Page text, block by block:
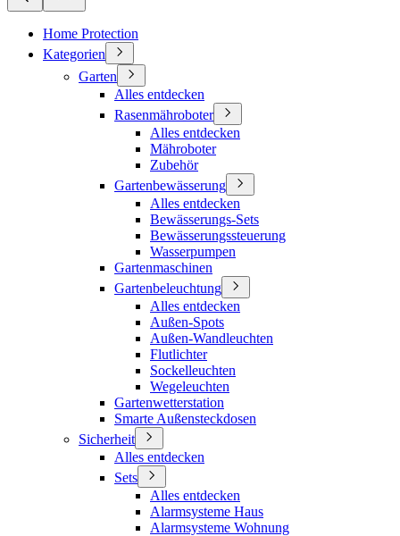
Home Protection
Kategorien
Garten
Alles entdecken
Rasenmähroboter
Alles entdecken
Mähroboter
Zubehör
Gartenbewässerung
Alles entdecken
Bewässerungs-Sets
Bewässerungssteuerung
Wasserpumpen
Gartenmaschinen
Gartenbeleuchtung
Alles entdecken
Außen-Spots
Außen-Wandleuchten
Flutlichter
Sockelleuchten
Wegeleuchten
Gartenwetterstation
Smarte Außensteckdosen
Sicherheit
Alles entdecken
Sets
Alles entdecken
Alarmsysteme Haus
Alarmsysteme Wohnung